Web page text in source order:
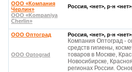
ООО «Компания
Черлин»
Россия, <нет>, р-н
OOO «Kompaniya
Cherlin»
OOO Оптоград Россия, <нет>, р-н
OOO Optograd
Компания Оптоград -
средств гигиены,
товаров в Москве,
Новосибирске,
регионах России.